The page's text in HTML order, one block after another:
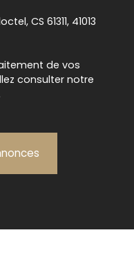
CS 61311, 41013
de vos
consulter notre